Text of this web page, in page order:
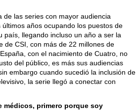
de las series con mayor audiencia
años ocupando los puestos de
país, llegando incluso un año a ser la
de CSI, con más de 22 millones de
con el nacimiento de Cuatro, no
del público, es más sus audiencias
embargo cuando sucedió la inclusión de
la serie llegó a conectar con
médicos, primero porque soy